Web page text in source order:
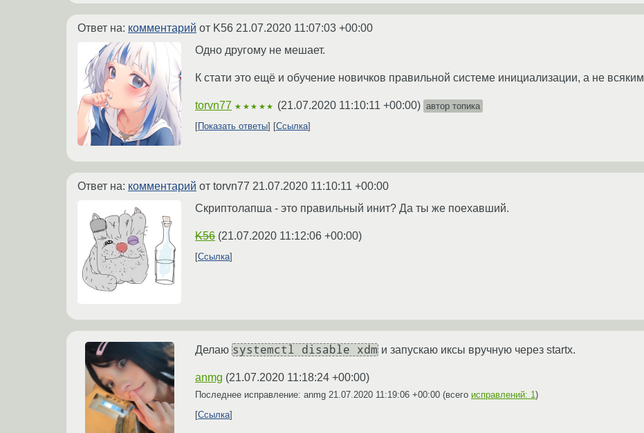
Ответ на: комментарий от K56 21.07.2020 11:07:03 +00:00
Одно другому не мешает.
К стати это ещё и обучение новичков правильной системе инициализации, а не всяким
torvn77 ★★★★★ (21.07.2020 11:10:11 +00:00) автор топика
Показать ответы
Ссылка
Ответ на: комментарий от torvn77 21.07.2020 11:10:11 +00:00
Скриптолапша - это правильный инит? Да ты же поехавший.
K56 (21.07.2020 11:12:06 +00:00)
Ссылка
Делаю systemctl disable xdm и запускаю иксы вручную через startx.
anmg (21.07.2020 11:18:24 +00:00)
Последнее исправление: anmg 21.07.2020 11:19:06 +00:00 (всего исправлений: 1)
Ссылка